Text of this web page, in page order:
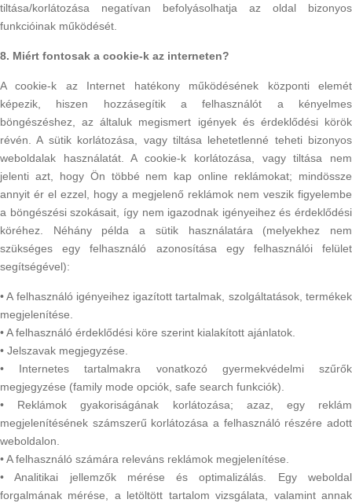
tiltása/korlátozása negatívan befolyásolhatja az oldal bizonyos
funkcióinak működését.
8. Miért fontosak a cookie-k az interneten?
A cookie-k az Internet hatékony működésének központi elemét
képezik, hiszen hozzásegítik a felhasználót a kényelmes
böngészéshez, az általuk megismert igények és érdeklődési körök
révén. A sütik korlátozása, vagy tiltása lehetetlenné teheti bizonyos
weboldalak használatát. A cookie-k korlátozása, vagy tiltása nem
jelenti azt, hogy Ön többé nem kap online reklámokat; mindössze
annyit ér el ezzel, hogy a megjelenő reklámok nem veszik figyelembe
a böngészési szokásait, így nem igazodnak igényeihez és érdeklődési
köréhez. Néhány példa a sütik használatára (melyekhez nem
szükséges egy felhasználó azonosítása egy felhasználói felület
segítségével):
• A felhasználó igényeihez igazított tartalmak, szolgáltatások, termékek
megjelenítése.
• A felhasználó érdeklődési köre szerint kialakított ajánlatok.
• Jelszavak megjegyzése.
• Internetes tartalmakra vonatkozó gyermekvédelmi szűrők
megjegyzése (family mode opciók, safe search funkciók).
• Reklámok gyakoriságának korlátozása; azaz, egy reklám
megjelenítésének számszerű korlátozása a felhasználó részére adott
weboldalon.
• A felhasználó számára releváns reklámok megjelenítése.
• Analitikai jellemzők mérése és optimalizálás. Egy weboldal
forgalmának mérése, a letöltött tartalom vizsgálata, valamint annak